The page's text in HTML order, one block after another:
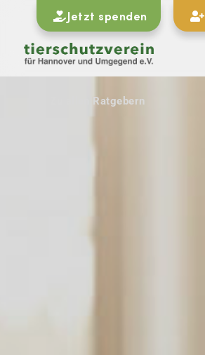
Jetzt spenden
Zu allen Ratgebern